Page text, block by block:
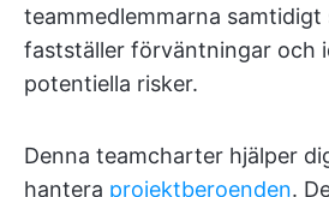
teammedlemmarna samtidigt
fastställer förväntningar och
potentiella risker.
Denna teamcharter hjälper
hantera projektberoenden.